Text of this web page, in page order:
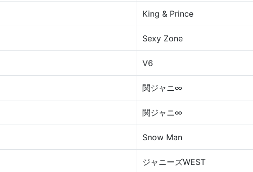
King & Prince
Sexy Zone
V6
関ジャニ∞
関ジャニ∞
Snow Man
ジャニーズWEST